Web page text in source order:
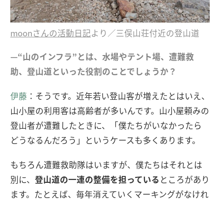
moonさんの活動日記より／三俣山荘付近の登山道
—“山のインフラ”とは、水場やテント場、遭難救
助、登山道といった役割のことでしょうか？
伊藤 ：そうです。近年若い登山客が増えたとはいえ、
山小屋の利用客は高齢者が多いんです。山小屋頼みの
登山者が遭難したときに、「僕たちがいなかったら
どうなるんだろう」というケースも多くあります。
もちろん遭難救助隊はいますが、僕たちはそれとは
別に、 登山道の一連の整備を担っている ところがあり
ます。たとえば、毎年消えていくマーキングがなけれ